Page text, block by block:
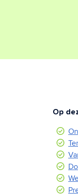
Op